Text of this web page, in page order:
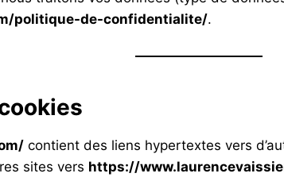
politique-de-confidentialite/.
contient des liens hypertextes vers
sites vers https://